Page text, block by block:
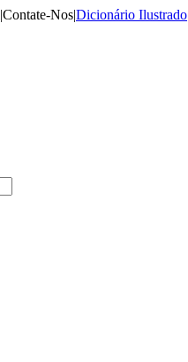
|Contate-Nos|Dicionário Ilustrado